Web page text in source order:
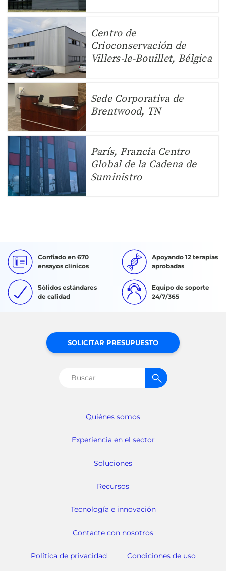
Centro de
Crioconservación de
Villers-le-Bouillet, Bélgica
Sede Corporativa de
Brentwood, TN
París, Francia Centro
Global de la Cadena de
Suministro
Confiado en 670
ensayos clínicos
Apoyando 12 terapias
aprobadas
Sólidos estándares
de calidad
Equipo de soporte
24/7/365
Quiénes somos
Experiencia en el sector
Soluciones
Recursos
Tecnología e innovación
Contacte con nosotros
Política de privacidad Condiciones de uso
SOLICITAR PRESUPUESTO
Buscar: